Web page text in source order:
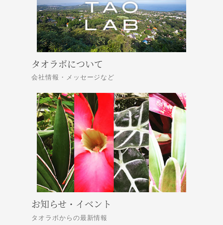
タオラボについて
会社情報・メッセージなど
お知らせ・イベント
タオラボからの最新情報